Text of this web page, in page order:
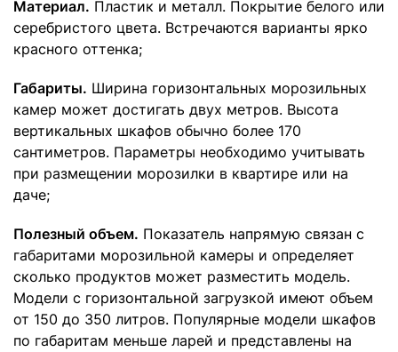
Материал. Пластик и металл. Покрытие белого или
серебристого цвета. Встречаются варианты ярко
красного оттенка;
Габариты. Ширина горизонтальных морозильных
камер может достигать двух метров. Высота
вертикальных шкафов обычно более 170
сантиметров. Параметры необходимо учитывать
при размещении морозилки в квартире или на
даче;
Полезный объем. Показатель напрямую связан с
габаритами морозильной камеры и определяет
сколько продуктов может разместить модель.
Модели с горизонтальной загрузкой имеют объем
от 150 до 350 литров. Популярные модели шкафов
по габаритам меньше ларей и представлены на